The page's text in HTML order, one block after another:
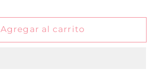
Agregar al carrito